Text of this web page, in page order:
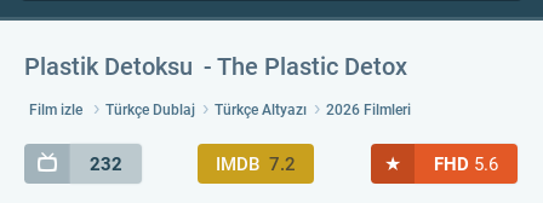
Plastik Detoksu The Plastic Detox
Film izle Türkçe Dublaj Türkçe Altyazı 2026 Filmleri
232 IMDB 7.2 ★ FHD 5.6